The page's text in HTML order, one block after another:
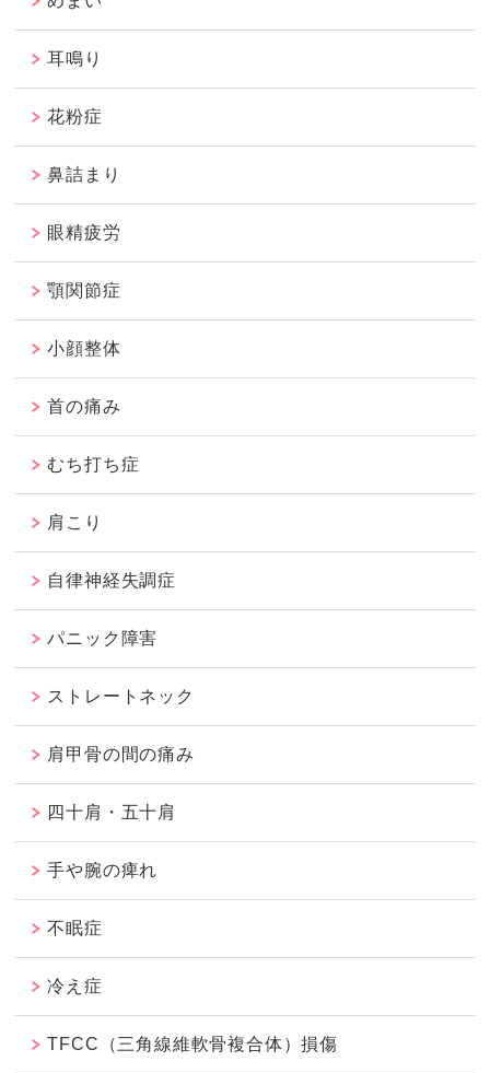
耳鳴り
花粉症
鼻詰まり
眼精疲労
顎関節症
小顔整体
首の痛み
むち打ち症
肩こり
自律神経失調症
パニック障害
ストレートネック
肩甲骨の間の痛み
四十肩・五十肩
手や腕の痺れ
不眠症
冷え症
TFCC（三角線維軟骨複合体）損傷